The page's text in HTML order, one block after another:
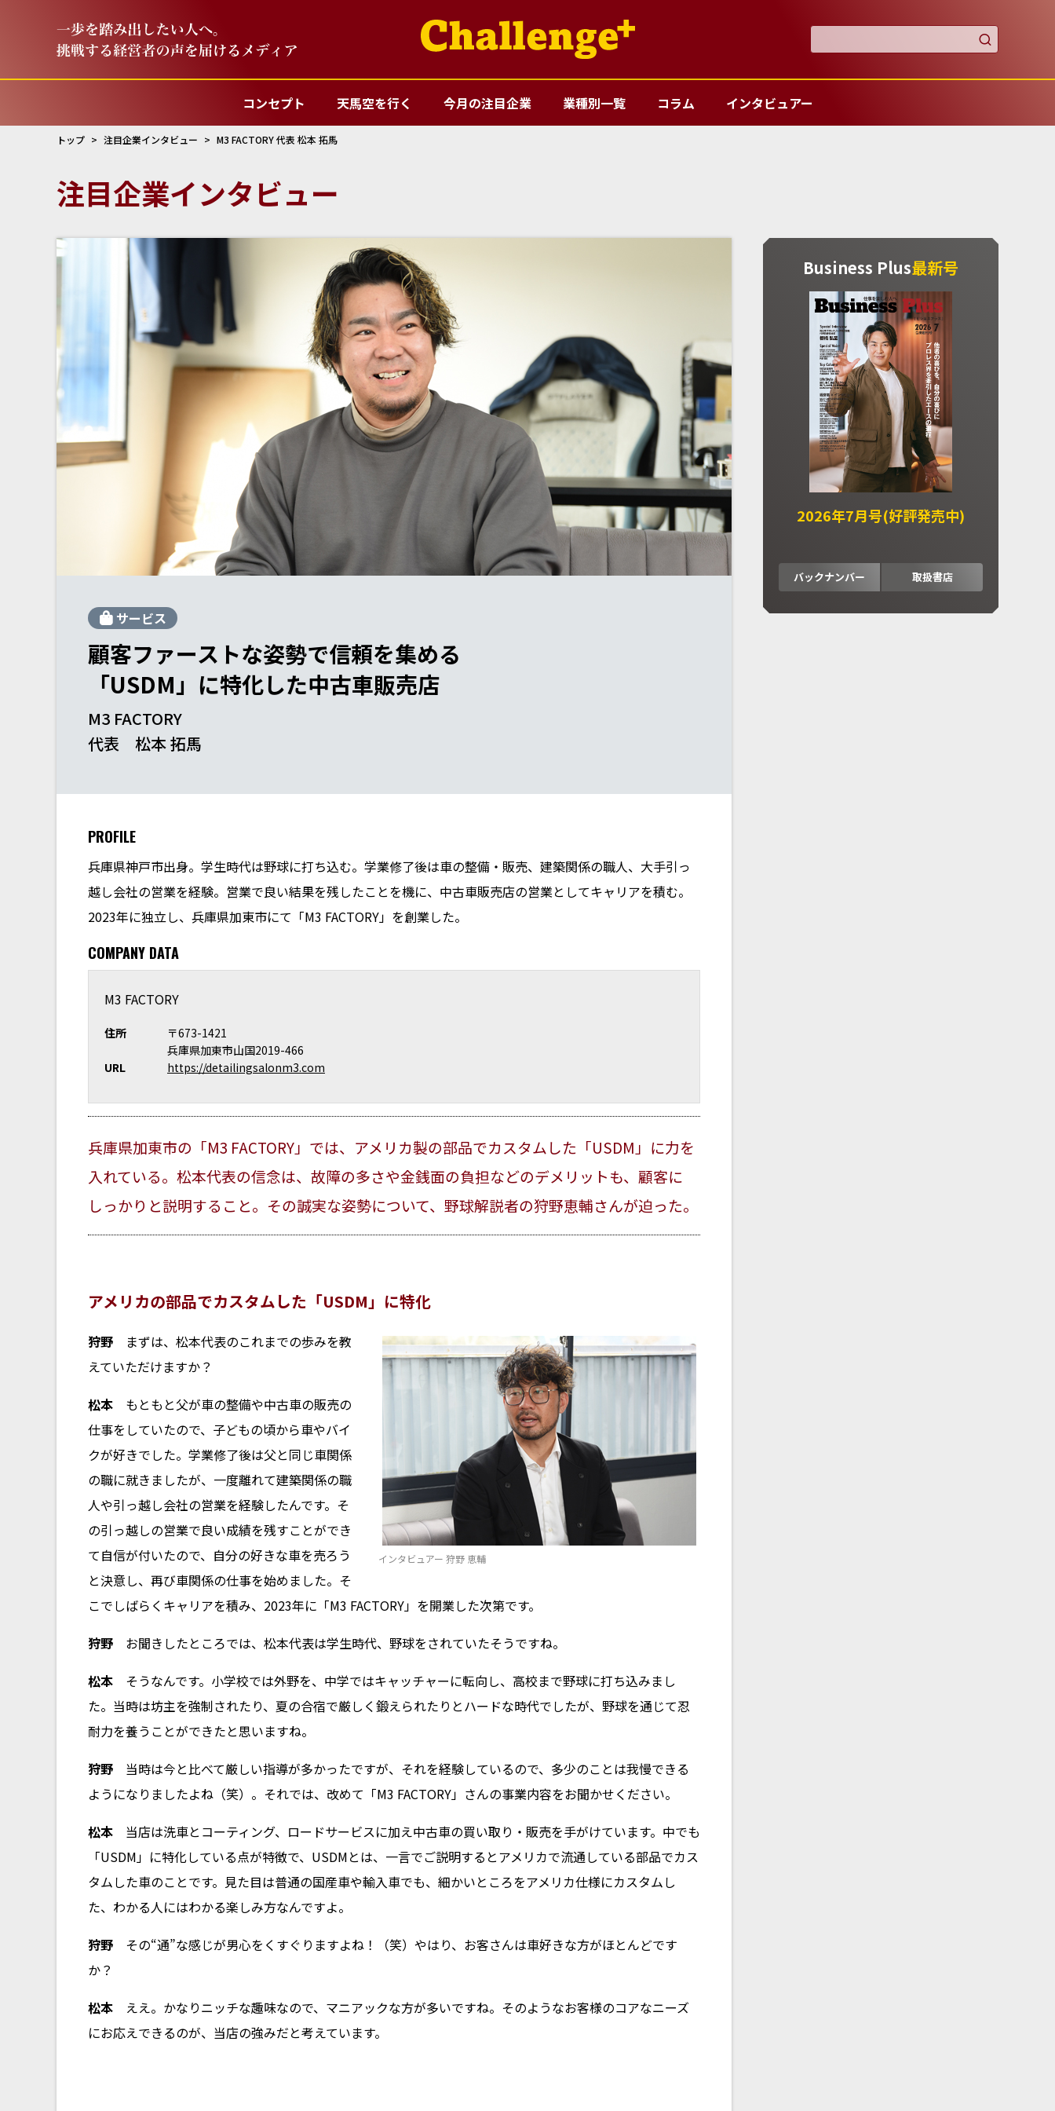

コンセプト 天馬空を行く 今月の注目企業 業種別一覧 コラム インタビュアー
トップ 注目企業インタビュー M3 FACTORY 代表 松本 拓馬
注目企業インタビュー
サービス
顧客ファーストな姿勢で信頼を集める
「USDM」に特化した中古車販売店
M3 FACTORY
代表 松本 拓馬
PROFILE
兵庫県神戸市出身。学生時代は野球に打ち込む。学業修了後は車の整備・販売、建築関係の職人、大手引っ
越し会社の営業を経験。営業で良い結果を残したことを機に、中古車販売店の営業としてキャリアを積む。
2023年に独立し、兵庫県加東市にて「M3 FACTORY」を創業した。
COMPANY DATA
M3 FACTORY
住所
〒673-1421
兵庫県加東市山国2019-466
URL
https://detailingsalonm3.com
兵庫県加東市の「M3 FACTORY」では、アメリカ製の部品でカスタムした「USDM」に力を
入れている。松本代表の信念は、故障の多さや金銭面の負担などのデメリットも、顧客に
しっかりと説明すること。その誠実な姿勢について、野球解説者の狩野恵輔さんが迫った。
アメリカの部品でカスタムした「USDM」に特化
インタビュアー 狩野 恵輔
狩野 まずは、松本代表のこれまでの歩みを教
えていただけますか？
松本 もともと父が車の整備や中古車の販売の
仕事をしていたので、子どもの頃から車やバイ
クが好きでした。学業修了後は父と同じ車関係
の職に就きましたが、一度離れて建築関係の職
人や引っ越し会社の営業を経験したんです。そ
の引っ越しの営業で良い成績を残すことができ
て自信が付いたので、自分の好きな車を売ろう
と決意し、再び車関係の仕事を始めました。そ
こでしばらくキャリアを積み、2023年に「M3 FACTORY」を開業した次第です。
狩野 お聞きしたところでは、松本代表は学生時代、野球をされていたそうですね。
松本 そうなんです。小学校では外野を、中学ではキャッチャーに転向し、高校まで野球に打ち込みまし
た。当時は坊主を強制されたり、夏の合宿で厳しく鍛えられたりとハードな時代でしたが、野球を通じて忍
耐力を養うことができたと思いますね。
狩野 当時は今と比べて厳しい指導が多かったですが、それを経験しているので、多少のことは我慢できる
ようになりましたよね（笑）。それでは、改めて「M3 FACTORY」さんの事業内容をお聞かせください。
松本 当店は洗車とコーティング、ロードサービスに加え中古車の買い取り・販売を手がけています。中でも
「USDM」に特化している点が特徴で、USDMとは、一言でご説明するとアメリカで流通している部品でカス
タムした車のことです。見た目は普通の国産車や輸入車でも、細かいところをアメリカ仕様にカスタムし
た、わかる人にはわかる楽しみ方なんですよ。
狩野 その“通”な感じが男心をくすぐりますよね！（笑）やはり、お客さんは車好きな方がほとんどです
か？
松本 ええ。かなりニッチな趣味なので、マニアックな方が多いですね。そのようなお客様のコアなニーズ
にお応えできるのが、当店の強みだと考えています。
Business Plus最新号
2026年7月号(好評発売中)
バックナンバー 取扱書店